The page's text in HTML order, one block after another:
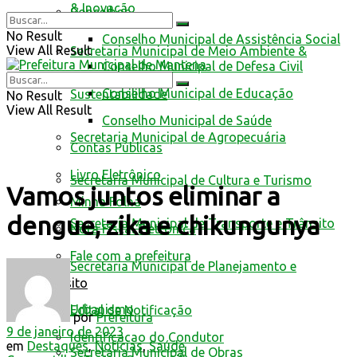
Conselhos
Conselho Municipal de Assistência Social
Conselho Municipal de Defesa Civil
Conselho Municipal de Educação
Conselho Municipal de Saúde
Contas Públicas
Livro Eletrônico
Minha Folha
Nota Fiscal Eletrônica
Fale com a prefeitura
Trânsito
Edital de Notificação
Identificacao do Condutor
& Inovação
Secretaria Municipal de Meio Ambiente &
Sustentabilidade
Secretaria Municipal de Agropecuária
Secretaria Municipal de Cultura e Turismo
Secretaria Municipal de Transporte e Trânsito
Secretaria Municipal de Planejamento e
Urbanismo
Secretaria Municipal de Obras
No Result
View All Result
No Result
View All Result
Vamos juntos eliminar a
dengue, zika e chikungunya
por Prefeitura
9 de janeiro de 2023
em Destaques,Notícias,Saúde